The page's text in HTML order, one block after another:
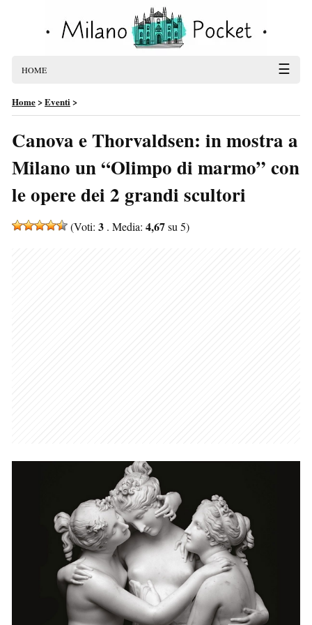
HOME ☰
Home>Eventi>
Canova e Thorvaldsen: in mostra a
Milano un “Olimpo di marmo” con
le opere dei 2 grandi scultori
(Voti: 3 . Media: 4,67su 5)